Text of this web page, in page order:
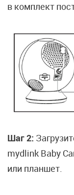
в комплект
Шаг 2:
mydlink Baby
или планшет.